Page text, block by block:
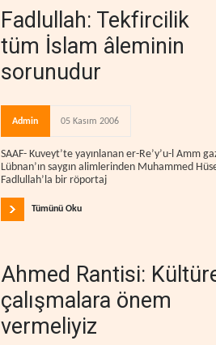
Fadlullah: Tekfircilik
tüm İslam âleminin
sorunudur
Admin 05 Kasım 2006
SAAF- Kuveyt’te yayınlanan er-Re’y’u-l Amm
Lübnan’ın saygın alimlerinden Muhammed
Fadlullah’la bir röportaj
Tümünü Oku
Ahmed Rantisi:
çalışmalara önem
vermeliyiz